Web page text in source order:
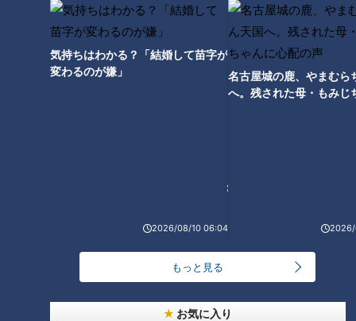
気持ちはわかる？「結婚して苗字が
変わるのが嫌」
2026/08/10 06:04
名古屋城の鹿、やまむら
へ。残された母・もみじ
2026/
もっと見る
お気に入り
「パイ オ レザン」の作り方
「ずんだもち」の作り方【キユ
ーピー３分クッキング】